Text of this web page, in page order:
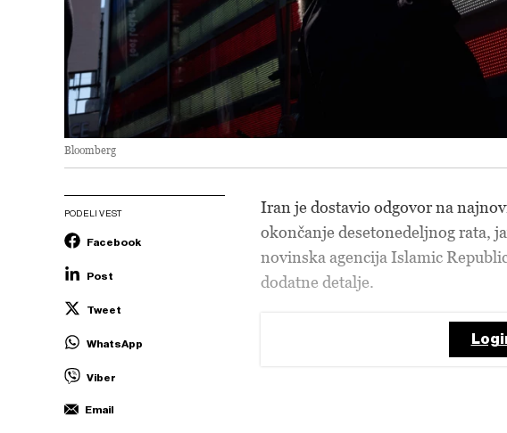
Bloomberg
PODELI VEST
Facebook
Post
Tweet
WhatsApp
Viber
Email
Iran je dostavio odgovor na
okončanje desetonedeljnog rata,
novinska agencija Islamic
dodatne detalje.